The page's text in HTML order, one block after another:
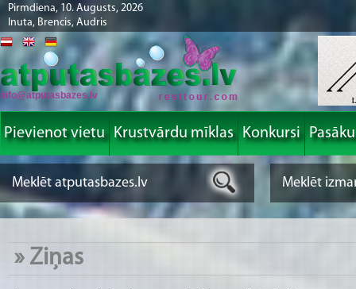
Pirmdiena, 10. Augusts, 2026
Inuta, Brencis, Audris
info@atputasbazes.lv
Pievienot vietu Krustvārdu mīklas Konkursi
» Ziņas